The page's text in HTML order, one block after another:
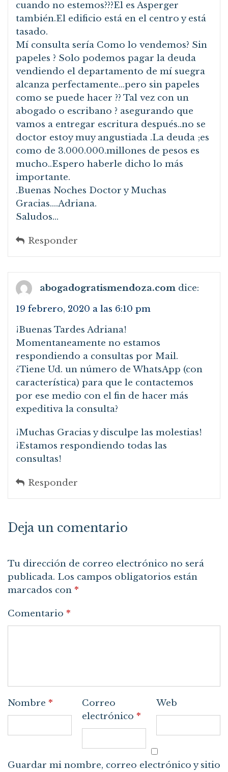
cuando no estemos???El es Asperger
también.El edificio está en el centro y está
tasado.
Mí consulta sería Como lo vendemos? Sin
papeles ? Solo podemos pagar la deuda
vendiendo el departamento de mí suegra
alcanza perfectamente…pero sin papeles
como se puede hacer ?? Tal vez con un
abogado o escribano ? asegurando que
vamos a entregar escritura después..no se
doctor estoy muy angustiada .La deuda ;es
como de 3.000.000.millones de pesos es
mucho..Espero haberle dicho lo más
importante.
.Buenas Noches Doctor y Muchas
Gracias….Adriana.
Saludos…
Responder
abogadogratismendoza.com dice:
19 febrero, 2020 a las 6:10 pm
¡Buenas Tardes Adriana!
Momentaneamente no estamos
respondiendo a consultas por Mail.
¿Tiene Ud. un número de WhatsApp (con
característica) para que le contactemos
por ese medio con el fin de hacer más
expeditiva la consulta?
¡Muchas Gracias y disculpe las molestias!
¡Estamos respondiendo todas las
consultas!
Responder
Deja un comentario
Tu dirección de correo electrónico no será
publicada. Los campos obligatorios están
marcados con *
Comentario *
Nombre *
Correo
electrónico *
Web
Guardar mi nombre, correo electrónico y sitio